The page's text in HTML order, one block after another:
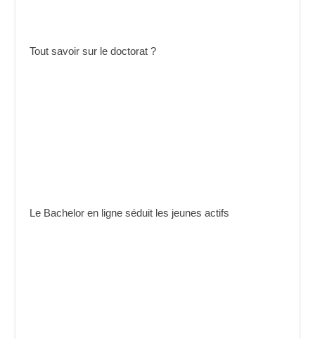
Tout savoir sur le doctorat ?
Le Bachelor en ligne séduit les jeunes actifs